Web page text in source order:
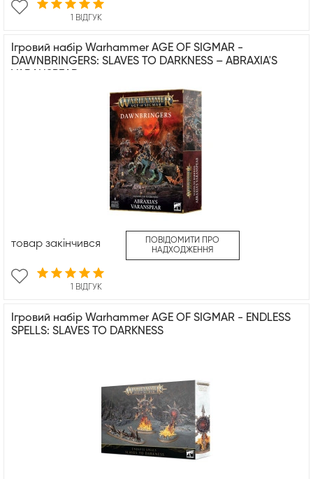
1 ВІДГУК
Ігровий набір Warhammer AGE OF SIGMAR -
DAWNBRINGERS: SLAVES TO DARKNESS – ABRAXIA'S
1 ВІДГУК
товар закінчився
ПОВІДОМИТИ ПРО
НАДХОДЖЕННЯ
Ігровий набір Warhammer AGE OF SIGMAR - ENDLESS
SPELLS: SLAVES TO DARKNESS